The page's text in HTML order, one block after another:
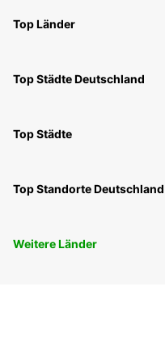
Top Länder
Top Städte Deutschland
Top Städte
Top Standorte Deutschland
Weitere Länder